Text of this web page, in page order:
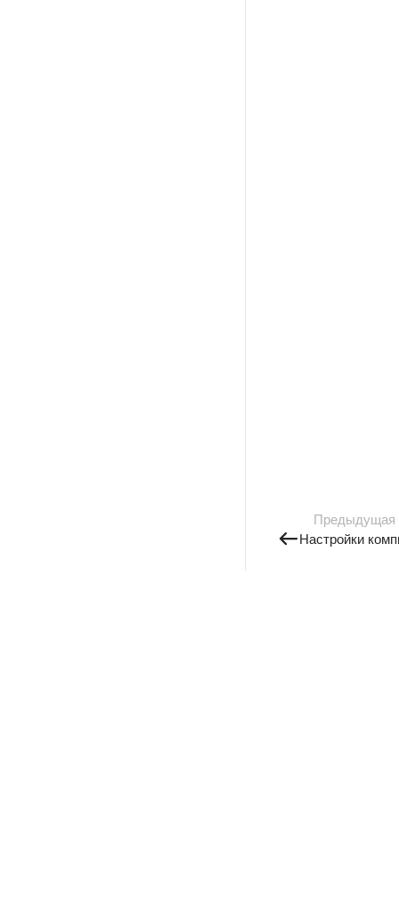
Предыдущая
Настройки